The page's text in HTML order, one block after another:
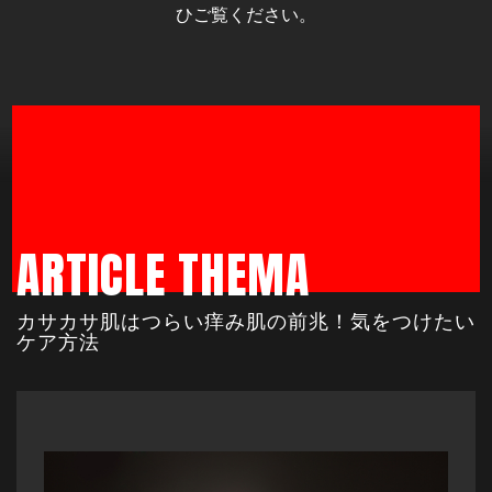
ひご覧ください。
ARTICLE THEMA
カサカサ肌はつらい痒み肌の前兆！気をつけたい
ケア方法